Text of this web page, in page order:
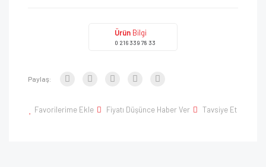
Ürün Bilgi
0 216 339 78 33
Paylaş:
Favorilerime Ekle Fiyatı Düşünce Haber Ver Tavsiye Et